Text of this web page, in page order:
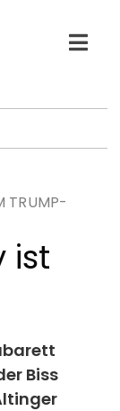
TRUMP-
ist
Biss